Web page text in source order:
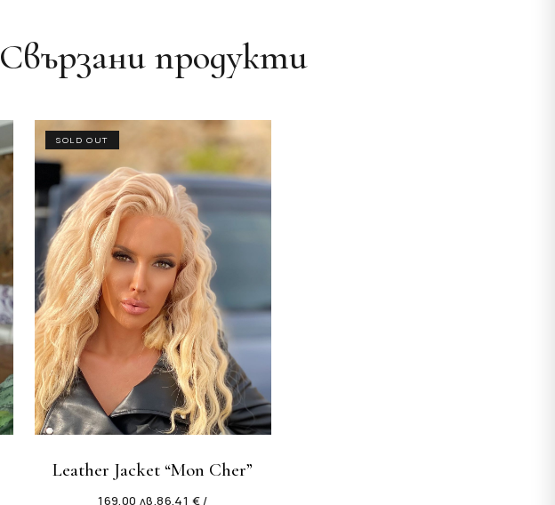
Свързани продукти
SOLD OUT
Leather Jacket “Mon Cher”
86.41 € /
169.00 лв.